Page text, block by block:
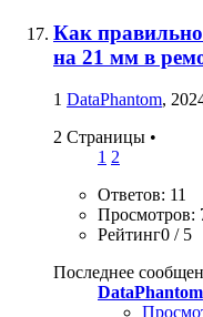
Как
на 21 мм в
1 DataPhantom,
2 Страницы •
1 2
Ответов: 11
Просмотров:
Рейтинг0 / 5
Последнее
DataPhantom